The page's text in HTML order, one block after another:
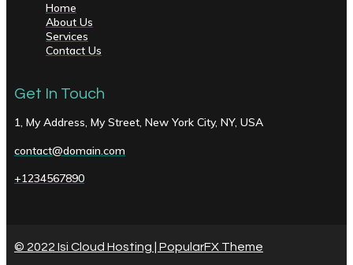
Home
About Us
Services
Contact Us
Get In Touch
1, My Address, My Street, New York City, NY, USA
contact@domain.com
+1234567890
© 2022 Isi Cloud Hosting | PopularFX Theme